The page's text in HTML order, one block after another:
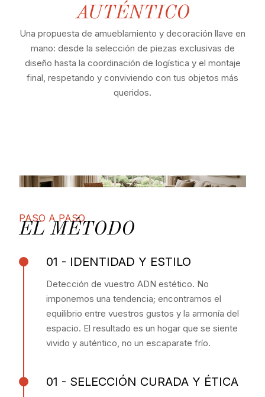
AUTÉNTICO
Una propuesta de amueblamiento y decoración llave en
mano: desde la selección de piezas exclusivas de
diseño hasta la coordinación de logística y el montaje
final, respetando y conviviendo con tus objetos más
queridos.
PASO A PASO
EL MÉTODO
01 - IDENTIDAD Y ESTILO
Detección de vuestro ADN estético. No
imponemos una tendencia; encontramos el
equilibrio entre vuestros gustos y la armonía del
espacio. El resultado es un hogar que se siente
vivido y auténtico, no un escaparate frío.
01 - SELECCIÓN CURADA Y ÉTICA